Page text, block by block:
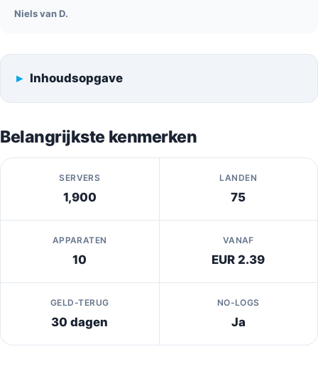
Niels van D.
Inhoudsopgave
Belangrijkste kenmerken
SERVERS
1,900
LANDEN
75
APPARATEN
10
VANAF
EUR 2.39
GELD-TERUG
30 dagen
NO-LOGS
Ja